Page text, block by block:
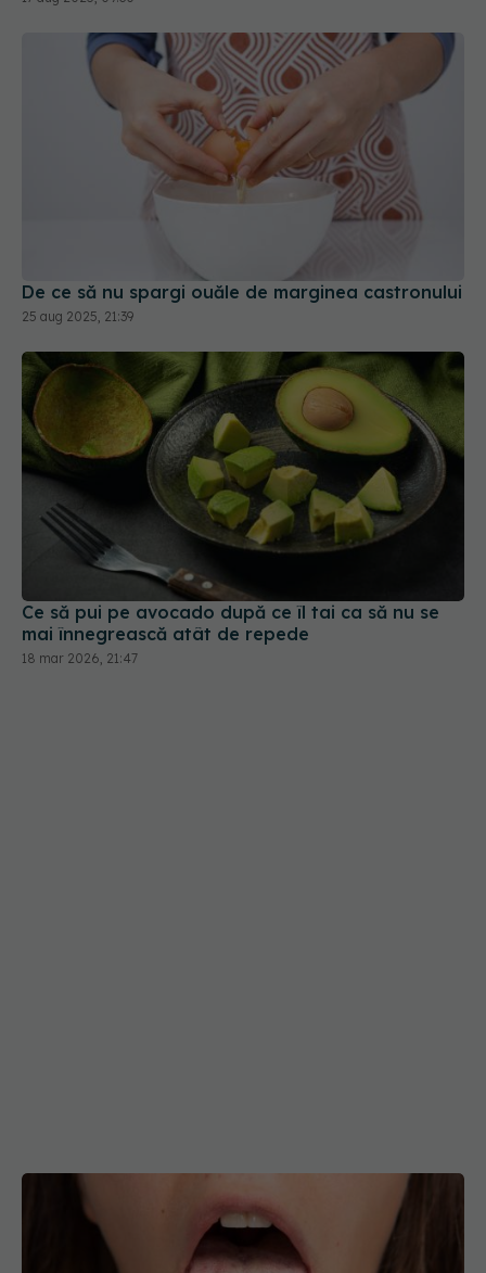
Ce să pui pe avocado după ce îl tai ca să nu se
mai înnegrească atât de repede
18 mar 2026, 21:47